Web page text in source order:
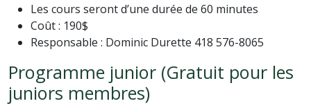
Les cours seront d’une durée de 60 minutes
Coût : 190$
Responsable : Dominic Durette 418 576-8065
Programme junior (Gratuit pour les
juniors membres)